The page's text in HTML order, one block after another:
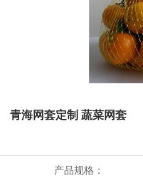
青海网套定制 蔬菜网套
产品规格：